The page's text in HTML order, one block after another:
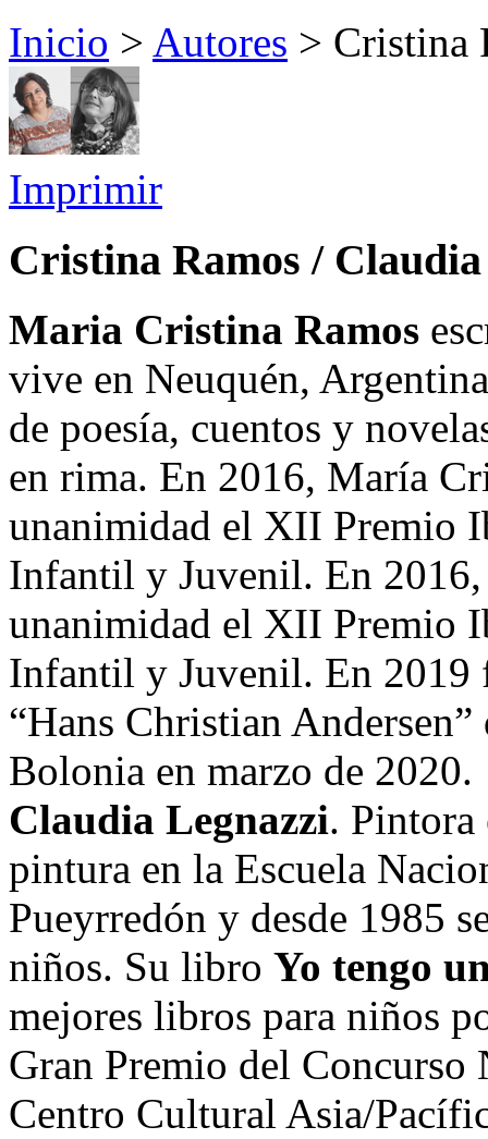
Inicio > Autores > Cristina
Imprimir
Cristina Ramos /
Maria Cristina Ramos
vive en Neuquén,
de poesía, cuentos y
en rima. En 2016, María
unanimidad el XII Premio
Infantil y Juvenil. En
unanimidad el XII Premio
Infantil y Juvenil. En 2019
“Hans Christian
Bolonia en marzo de 2020.
Claudia Legnazzi. Pintora
pintura en la Escuela
Pueyrredón y desde 1985
niños. Su libro Yo tengo
mejores libros para niños
Gran Premio del
Centro Cultural Asia/